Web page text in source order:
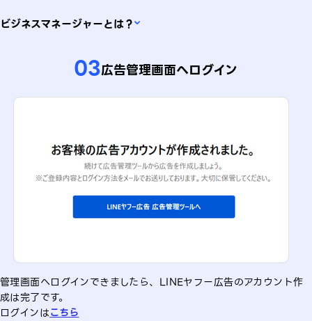
ビジネスマネージャーとは？
03広告管理画面へログイン
管理画面へログインできましたら、LINEヤフー広告のアカウント作
成は完了です。
ログインはこちら